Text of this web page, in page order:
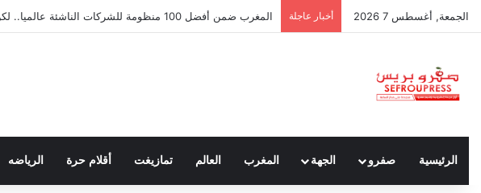
الجمعة, أغسطس 7 2026 أخبار عاجلة سبتة ومليلية… حين يتحدث أنصار الديمقراطية بلسان الاستعمار
الرئيسية صفرو الجهة المغرب العالم تمازيغت أقلام حرة الرياضه